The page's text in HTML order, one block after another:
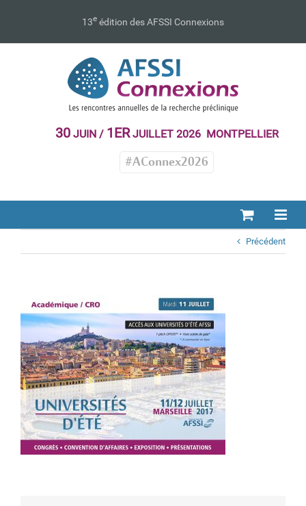
13e édition des AFSSI Connexions
30JUIN / 1ERJUILLET 2026 MONTPELLIER
#AConnex2026
Précédent